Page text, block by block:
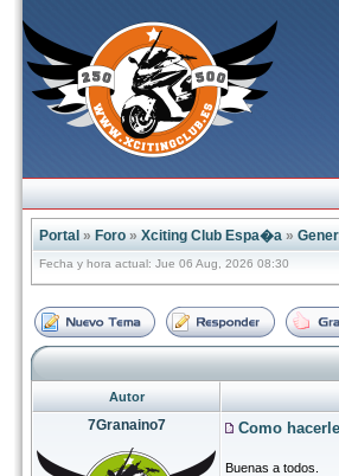
Portal » Foro » Xciting Club Espa�a »
Fecha y hora actual: Jue 06 Aug, 2026 08:30
Autor
7Granaino7 Como
Buenas a todos.